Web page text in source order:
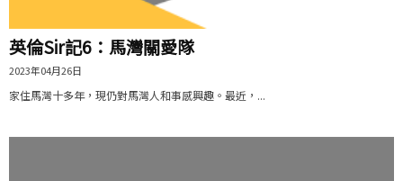
英倫Sir記6：馬灣關愛隊
2023年04月26日
家住馬灣十多年，現仍對馬灣人和事感興趣。最近，...